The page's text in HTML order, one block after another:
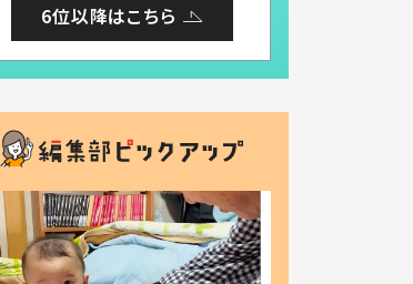
6位以降はこちら